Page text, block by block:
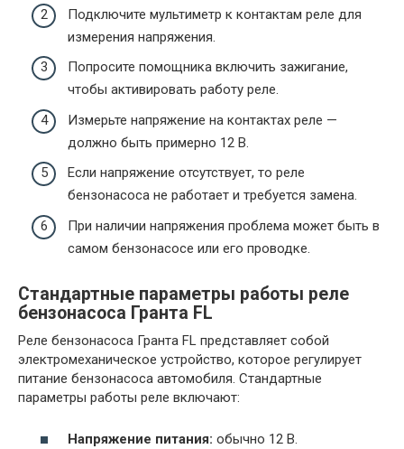
Подключите мультиметр к контактам реле для
измерения напряжения.
Попросите помощника включить зажигание,
чтобы активировать работу реле.
Измерьте напряжение на контактах реле —
должно быть примерно 12 В.
Если напряжение отсутствует, то реле
бензонасоса не работает и требуется замена.
При наличии напряжения проблема может быть в
самом бензонасосе или его проводке.
Стандартные параметры работы реле
бензонасоса Гранта FL
Реле бензонасоса Гранта FL представляет собой
электромеханическое устройство, которое регулирует
питание бензонасоса автомобиля. Стандартные
параметры работы реле включают:
Напряжение питания: обычно 12 В.